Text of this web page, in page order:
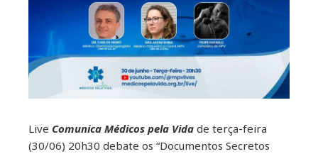
Live Comunica Médicos pela Vida de terça-feira
(30/06) 20h30 debate os “Documentos Secretos